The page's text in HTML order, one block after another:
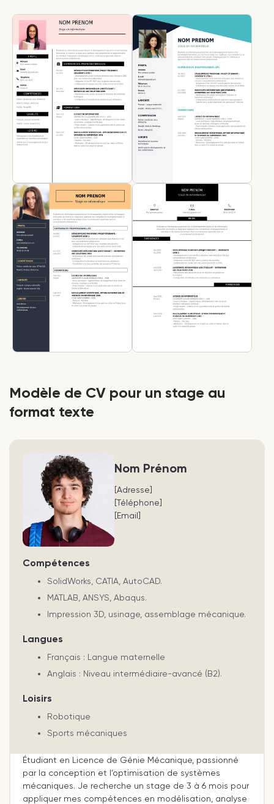
Modèle de CV pour un stage au
format texte
Nom Prénom
[Adresse]
[Téléphone]
[Email]
Compétences
SolidWorks, CATIA, AutoCAD.
MATLAB, ANSYS, Abaqus.
Impression 3D, usinage, assemblage mécanique.
Langues
Français : Langue maternelle
Anglais : Niveau intermédiaire-avancé (B2).
Loisirs
Robotique
Sports mécaniques
Étudiant en Licence de Génie Mécanique, passionné
par la conception et l’optimisation de systèmes
mécaniques. Je recherche un stage de 3 à 6 mois pour
appliquer mes compétences en modélisation, analyse